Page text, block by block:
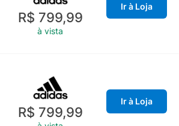
R$ 799,99
à vista
Ir à Loja
R$ 799,99
Ir à Loja